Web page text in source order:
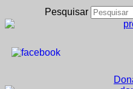
Pesquisar